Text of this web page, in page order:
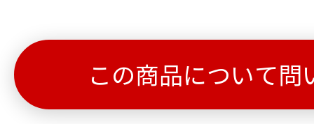
この商品について問